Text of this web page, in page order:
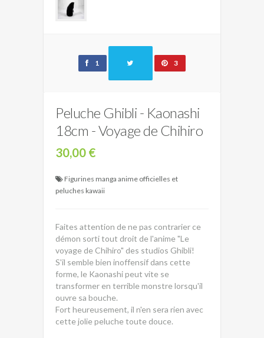
1 3
Peluche Ghibli - Kaonashi
18cm - Voyage de Chihiro
30,00 €
Figurines manga anime officielles et
peluches kawaii
Faites attention de ne pas contrarier ce
démon sorti tout droit de l'anime "Le
voyage de Chihiro" des studios Ghibli!
S'il semble bien inoffensif dans cette
forme, le Kaonashi peut vite se
transformer en terrible monstre lorsqu'il
ouvre sa bouche.
Fort heureusement, il n'en sera rien avec
cette jolie peluche toute douce.